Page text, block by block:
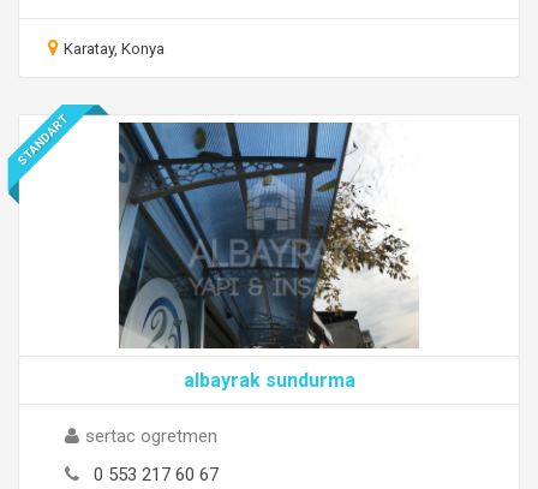
Karatay, Konya
STANDART
albayrak sundurma
sertac ogretmen
0 553 217 60 67